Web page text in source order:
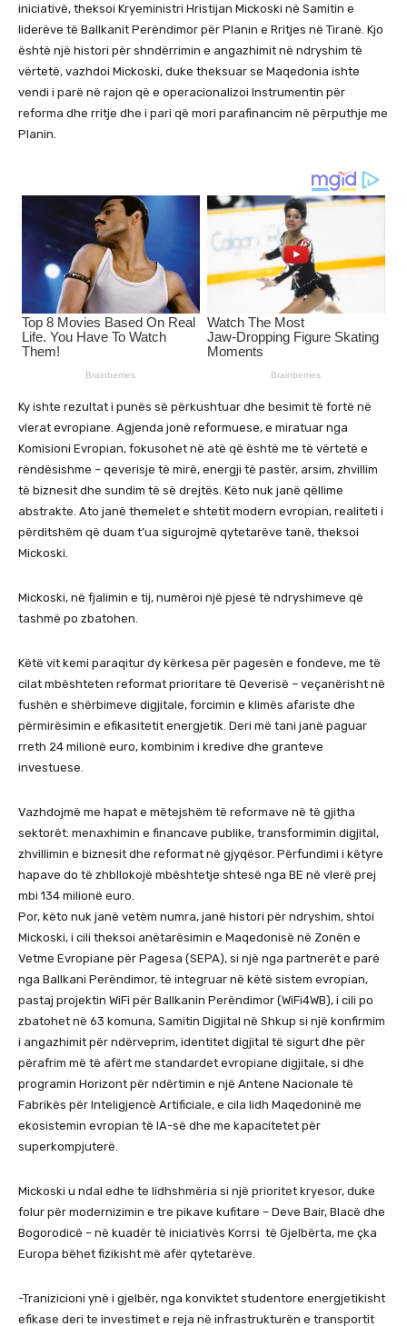
iniciativë, theksoi Kryeministri Hristijan Mickoski në Samitin e
liderëve të Ballkanit Perëndimor për Planin e Rritjes në Tiranë. Kjo
është një histori për shndërrimin e angazhimit në ndryshim të
vërtetë, vazhdoi Mickoski, duke theksuar se Maqedonia ishte
vendi i parë në rajon që e operacionalizoi Instrumentin për
reforma dhe rritje dhe i pari që mori parafinancim në përputhje me
Planin.
Ky ishte rezultat i punës së përkushtuar dhe besimit të fortë në
vlerat evropiane. Agjenda jonë reformuese, e miratuar nga
Komisioni Evropian, fokusohet në atë që është me të vërtetë e
rëndësishme – qeverisje të mirë, energji të pastër, arsim, zhvillim
të biznesit dhe sundim të së drejtës. Këto nuk janë qëllime
abstrakte. Ato janë themelet e shtetit modern evropian, realiteti i
përditshëm që duam t’ua sigurojmë qytetarëve tanë, theksoi
Mickoski.
Mickoski, në fjalimin e tij, numëroi një pjesë të ndryshimeve që
tashmë po zbatohen.
Këtë vit kemi paraqitur dy kërkesa për pagesën e fondeve, me të
cilat mbështeten reformat prioritare të Qeverisë – veçanërisht në
fushën e shërbimeve digjitale, forcimin e klimës afariste dhe
përmirësimin e efikasitetit energjetik. Deri më tani janë paguar
rreth 24 milionë euro, kombinim i kredive dhe granteve
investuese.
Vazhdojmë me hapat e mëtejshëm të reformave në të gjitha
sektorët: menaxhimin e financave publike, transformimin digjital,
zhvillimin e biznesit dhe reformat në gjyqësor. Përfundimi i këtyre
hapave do të zhbllokojë mbështetje shtesë nga BE në vlerë prej
mbi 134 milionë euro.
Por, këto nuk janë vetëm numra, janë histori për ndryshim, shtoi
Mickoski, i cili theksoi anëtarësimin e Maqedonisë në Zonën e
Vetme Evropiane për Pagesa (SEPA), si një nga partnerët e parë
nga Ballkani Perëndimor, të integruar në këtë sistem evropian,
pastaj projektin WiFi për Ballkanin Perëndimor (WiFi4WB), i cili po
zbatohet në 63 komuna, Samitin Digjital në Shkup si një konfirmim
i angazhimit për ndërveprim, identitet digjital të sigurt dhe për
përafrim më të afërt me standardet evropiane digjitale, si dhe
programin Horizont për ndërtimin e një Antene Nacionale të
Fabrikës për Inteligjencë Artificiale, e cila lidh Maqedoninë me
ekosistemin evropian të IA-së dhe me kapacitetet për
superkompjuterë.
Mickoski u ndal edhe te lidhshmëria si një prioritet kryesor, duke
folur për modernizimin e tre pikave kufitare – Deve Bair, Blacë dhe
Bogorodicë – në kuadër të iniciativës Korrsi të Gjelbërta, me çka
Europa bëhet fizikisht më afër qytetarëve.
-Tranizicioni ynë i gjelbër, nga konviktet studentore energjetikisht
efikase deri te investimet e reja në infrastrukturën e transportit